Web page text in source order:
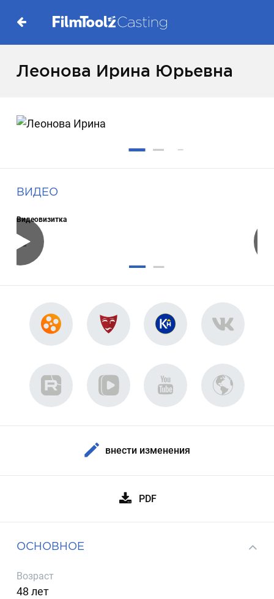
Леонова Ирина Юрьевна
ВИДЕО
Видеовизитка
внести изменения
PDF
ОСНОВНОЕ
Возраст
48 лет